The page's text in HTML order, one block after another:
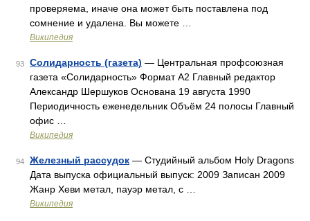
проверяема, иначе она может быть поставлена под
сомнение и удалена. Вы можете …
Википедия
93 Солидарность (газета) — Центральная профсоюзная
газета «Солидарность» Формат A2 Главный редактор
Александр Шершуков Основана 19 августа 1990
Периодичность еженедельник Объём 24 полосы Главный
офис …
Википедия
94 Железный рассудок — Студийный альбом Holy Dragons
Дата выпуска официальный выпуск: 2009 Записан 2009
Жанр Хеви метал, пауэр метал, с …
Википедия